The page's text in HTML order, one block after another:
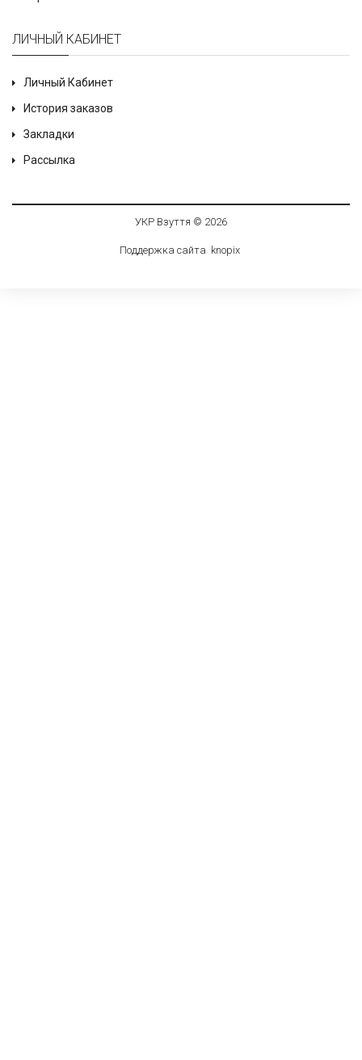
ЛИЧНЫЙ КАБИНЕТ
Личный Кабинет
История заказов
Закладки
Рассылка
УКР Взуття © 2026
Поддержка сайта knopix